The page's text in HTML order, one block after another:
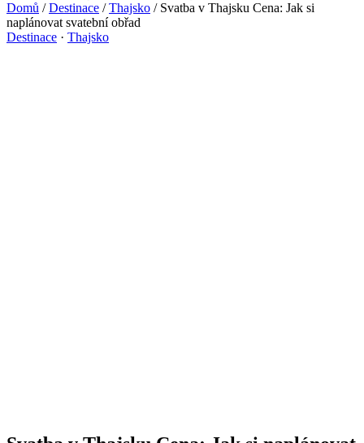
Domů / Destinace / Thajsko / Svatba v Thajsku Cena: Jak si
naplánovat svatební obřad
Destinace · Thajsko